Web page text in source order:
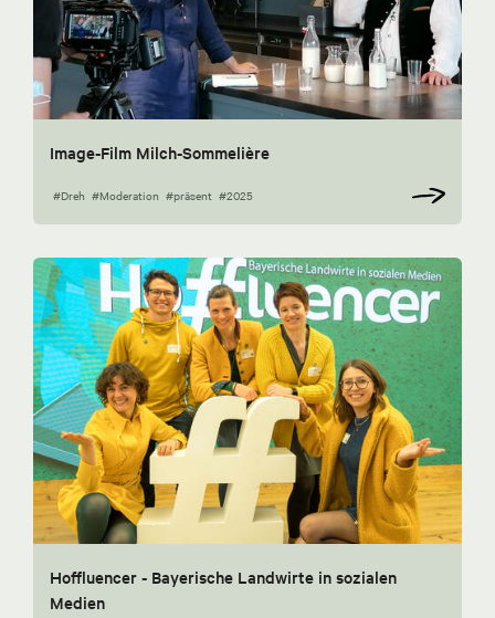
Image-Film Milch-Sommelière
#Dreh #Moderation #präsent #2025
Hoffluencer - Bayerische Landwirte in sozialen
Medien